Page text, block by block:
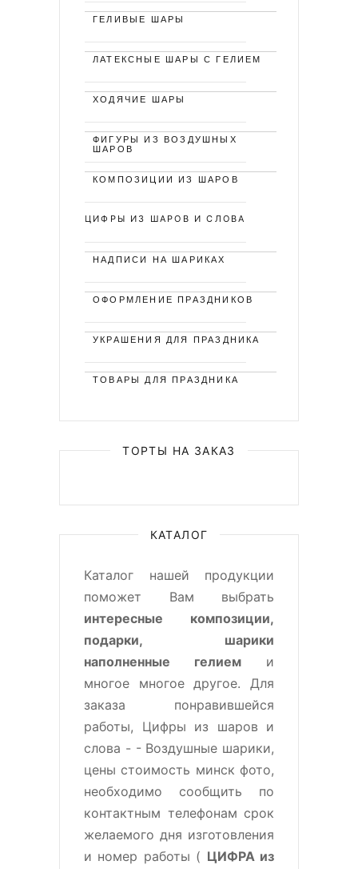
ГЕЛИВЫЕ ШАРЫ
ЛАТЕКСНЫЕ ШАРЫ С ГЕЛИЕМ
ХОДЯЧИЕ ШАРЫ
ФИГУРЫ ИЗ ВОЗДУШНЫХ
ШАРОВ
КОМПОЗИЦИИ ИЗ ШАРОВ
ЦИФРЫ ИЗ ШАРОВ И СЛОВА
НАДПИСИ НА ШАРИКАХ
ОФОРМЛЕНИЕ ПРАЗДНИКОВ
УКРАШЕНИЯ ДЛЯ ПРАЗДНИКА
ТОВАРЫ ДЛЯ ПРАЗДНИКА
ТОРТЫ НА ЗАКАЗ
КАТАЛОГ
Каталог нашей продукции
поможет Вам выбрать
интересные композиции,
подарки, шарики
наполненные гелием и
многое многое другое. Для
заказа понравившейся
работы, Цифры из шаров и
слова - - Воздушные шарики,
цены стоимость минск фото,
необходимо сообщить по
контактным телефонам срок
желаемого дня изготовления
и номер работы ( ЦИФРА из